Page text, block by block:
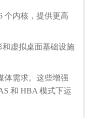
个内核，提供更高
虚拟桌面基础设施
体需求。这些增强
和 HBA 模式下运